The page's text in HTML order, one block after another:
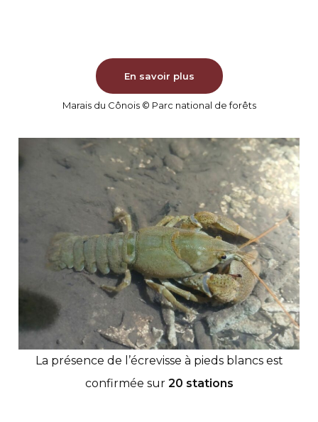
En savoir plus
Marais du Cônois © Parc national de forêts
La présence de l’écrevisse à pieds blancs est
confirmée sur 20 stations